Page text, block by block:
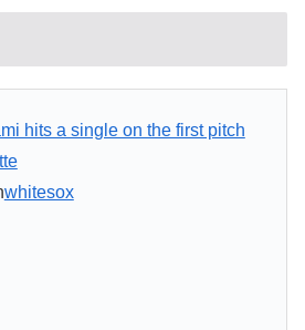
hits a single on the first pitch
whitesox